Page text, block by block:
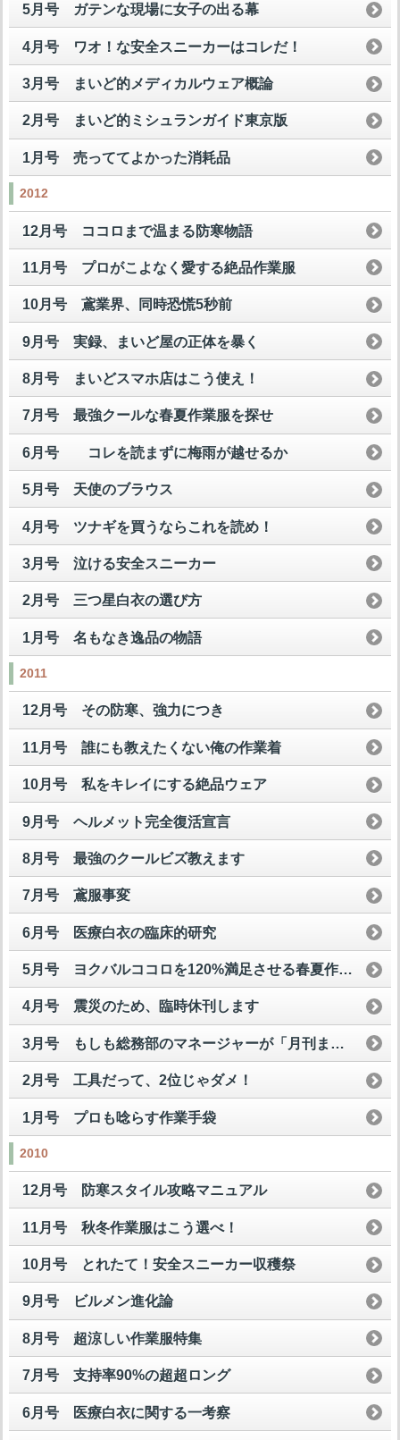
5月号 ガテンな現場に女子の出る幕
4月号 ワオ！な安全スニーカーはコレだ！
3月号 まいど的メディカルウェア概論
2月号 まいど的ミシュランガイド東京版
1月号 売っててよかった消耗品
2012
12月号 ココロまで温まる防寒物語
11月号 プロがこよなく愛する絶品作業服
10月号 鳶業界、同時恐慌5秒前
9月号 実録、まいど屋の正体を暴く
8月号 まいどスマホ店はこう使え！
7月号 最強クールな春夏作業服を探せ
6月号 コレを読まずに梅雨が越せるか
5月号 天使のブラウス
4月号 ツナギを買うならこれを読め！
3月号 泣ける安全スニーカー
2月号 三つ星白衣の選び方
1月号 名もなき逸品の物語
2011
12月号 その防寒、強力につき
11月号 誰にも教えたくない俺の作業着
10月号 私をキレイにする絶品ウェア
9月号 ヘルメット完全復活宣言
8月号 最強のクールビズ教えます
7月号 鳶服事変
6月号 医療白衣の臨床的研究
5月号 ヨクバルココロを120%満足させる春夏作業服
4月号 震災のため、臨時休刊します
3月号 もしも総務部のマネージャーが「月刊まいど屋」を読んだら
2月号 工具だって、2位じゃダメ！
1月号 プロも唸らす作業手袋
2010
12月号 防寒スタイル攻略マニュアル
11月号 秋冬作業服はこう選べ！
10月号 とれたて！安全スニーカー収穫祭
9月号 ビルメン進化論
8月号 超涼しい作業服特集
7月号 支持率90%の超超ロング
6月号 医療白衣に関する一考察